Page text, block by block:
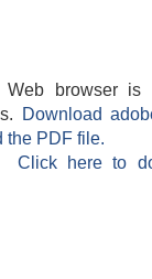
Web browser is
Download
the PDF file.
Click here to